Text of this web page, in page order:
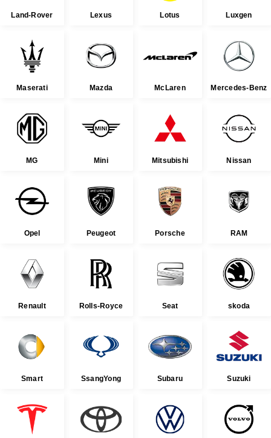
Land-Rover Lexus Lotus Luxgen
Maserati Mazda McLaren Mercedes-Benz
MG Mini Mitsubishi Nissan
Opel Peugeot Porsche RAM
Renault Rolls-Royce Seat skoda
Smart SsangYong Subaru Suzuki